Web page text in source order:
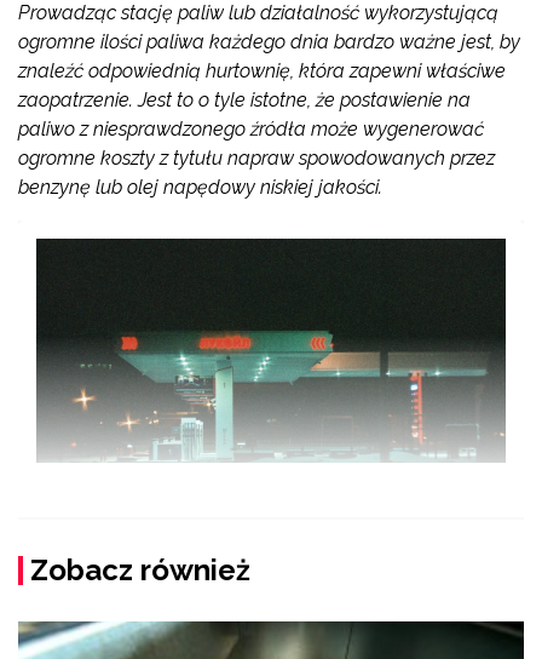
Prowadząc stację paliw lub działalność wykorzystującą
ogromne ilości paliwa każdego dnia bardzo ważne jest, by
znaleźć odpowiednią hurtownię, która zapewni właściwe
zaopatrzenie. Jest to o tyle istotne, że postawienie na
paliwo z niesprawdzonego źródła może wygenerować
ogromne koszty z tytułu napraw spowodowanych przez
benzynę lub olej napędowy niskiej jakości.
Zobacz również